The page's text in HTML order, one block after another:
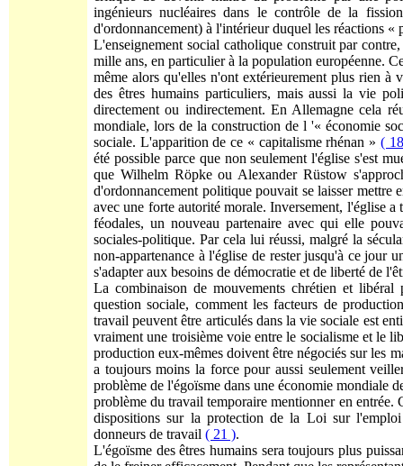
ingénieurs nucléaires dans le contrôle de la
d'ordonnancement) à l'intérieur duquel les réactions «
L'enseignement social catholique construit par
mille ans, en particulier à la population européenne.
même alors qu'elles n'ont extérieurement plus rien à
des êtres humains particuliers, mais aussi la vie
directement ou indirectement. En Allemagne cela
mondiale, lors de la construction de l '« économie
sociale. L'apparition de ce « capitalisme rhénan » (
été possible parce que non seulement l'église s'est
que Wilhelm Röpke ou Alexander Rüstow
d'ordonnancement politique pouvait se laisser
avec une forte autorité morale. Inversement, l'église
féodales, un nouveau partenaire avec qui elle
sociales-politique. Par cela lui réussi, malgré la
non-appartenance à l'église de rester jusqu'à ce jour
s'adapter aux besoins de démocratie et de liberté de
La combinaison de mouvements chrétien et
question sociale, comment les facteurs de
travail peuvent être articulés dans la vie sociale est
vraiment une troisième voie entre le socialisme et le
production eux-mêmes doivent être négociés sur les
a toujours moins la force pour aussi seulement
problème de l'égoïsme dans une économie mondiale
problème du travail temporaire mentionner en entrée.
dispositions sur la protection de la Loi sur
donneurs de travail ( 21 ).
L'égoïsme des êtres humains sera toujours plus